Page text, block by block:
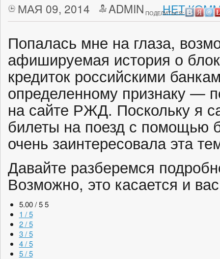
МАЯ 09, 2014 ADMIN НЕТ
ПОДЕЛИТЬСЯ:
Попалась мне на глаза,
афишируемая история о
кредиток российскими
определенному признаку —
на сайте РЖД. Поскольку я
билеты на поезд с помощью
очень заинтересовала эта
Давайте разберемся
Возможно, это касается и
5.00 / 5 5
1 / 5
2 / 5
3 / 5
4 / 5
5 / 5